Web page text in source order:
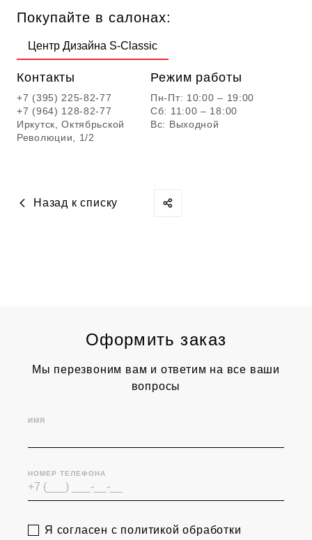
Покупайте в салонах:
Центр Дизайна S-Classic
Контакты
+7 (395) 225-82-77
+7 (964) 128-82-77
Иркутск, Октябрьской
Революции, 1/2
Режим работы
Пн-Пт: 10:00 – 19:00
Сб: 11:00 – 18:00
Вс: Выходной
Назад к списку
Оформить заказ
Мы перезвоним вам и ответим на все ваши
вопросы
ИМЯ
НОМЕР ТЕЛЕФОНА
Я согласен с политикой обработки